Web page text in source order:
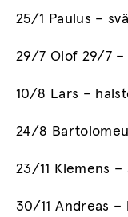
25/1 Paulus –
29/7 Olof 29/7 –
10/8 Lars –
24/8
23/11 Klemens
30/11 Andreas –